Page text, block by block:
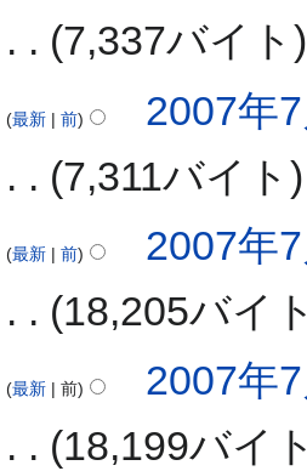
7,337バイト
最新 前
2007年
7,311バイト
最新 前
2007年
18,205バイ
最新 前
2007年
18,199バイ